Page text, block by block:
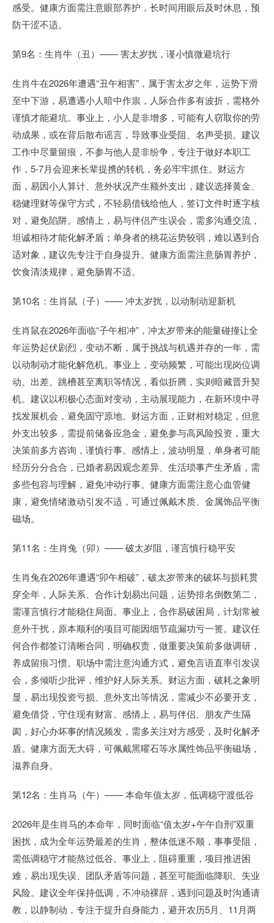
感受。健康方面需注意眼部养护，长时间用眼后及时休息，预
防干涩不适。
第9名：生肖牛（丑）—— 害太岁扰，谨小慎微避坑行
生肖牛在2026年遭遇“丑午相害”，属于害太岁之年，运势下滑
至中下游，易遭遇小人暗中作祟，人际合作多有波折，需格外
谨慎才能避坑。事业上，小人是非增多，可能有人窃取你的劳
动成果，或在背后散布谣言，导致事业受阻、名声受损。建议
工作中尽量留痕，不参与他人是非纷争，专注于做好本职工
作，5-7月会迎来长辈提携的转机，务必牢牢抓住。财运方
面，易因小人算计、意外状况产生额外支出，建议选择黄金、
稳健理财等保守方式，不轻易借钱给他人，签订文件时逐字核
对，避免陷阱。感情上，易与伴侣产生误会，需多沟通交流，
坦诚相待才能化解矛盾；单身者的桃花运势较弱，难以遇到合
适对象，建议先专注于自身提升。健康方面需注意肠胃养护，
饮食清淡规律，避免肠胃不适。
第10名：生肖鼠（子）—— 冲太岁扰，以动制动迎新机
生肖鼠在2026年面临“子午相冲”，冲太岁带来的能量碰撞让全
年运势起伏剧烈，变动不断，属于挑战与机遇并存的一年，需
以动制动才能化解危机。事业上，变动频繁，可能出现岗位调
动、出差、跳槽甚至离职等情况，看似折腾，实则暗藏晋升契
机。建议以积极心态面对变动，主动展现能力，在新环境中寻
找发展机会，避免固守原地。财运方面，正财相对稳定，但意
外支出较多，需提前储备应急金，避免参与高风险投资，重大
决策前多方咨询，谨慎行事。感情上，波动明显，单身者可能
经历分分合合，已婚者易因观念差异、生活琐事产生矛盾，需
多些包容与理解，避免冲动行事。健康方面需注意心血管健
康，避免情绪激动引发不适，可通过佩戴木质、金属饰品平衡
磁场。
第11名：生肖兔（卯）—— 破太岁阻，谨言慎行稳平安
生肖兔在2026年遭遇“卯午相破”，破太岁带来的破坏与损耗贯
穿全年，人际关系、合作计划易出问题，运势排名倒数第二，
需谨言慎行才能稳住局面。事业上，合作易破困局，计划常被
意外干扰，原本顺利的项目可能因细节疏漏功亏一篑。建议任
何合作都签订清晰合同，明确权责，做重要决策前多做调研，
养成留痕习惯。职场中需注意沟通方式，避免言语直率引发误
会，多倾听少批评，维护好人际关系。财运方面，破耗之象明
显，易出现投资亏损、意外支出等情况，需减少不必要开支，
避免借贷，守住现有财富。感情上，易与伴侣、朋友产生隔
阂，好心办坏事的情况频发，需多关注对方感受，及时化解矛
盾。健康方面无大碍，可佩戴黑曜石等水属性饰品平衡磁场，
滋养自身。
第12名：生肖马（午）—— 本命年值太岁，低调稳守渡低谷
2026年是生肖马的本命年，同时面临“值太岁+午午自刑”双重
困扰，成为全年运势最差的生肖，整体低迷不顺，事事受阻，
需低调稳守才能熬过低谷。事业上，阻碍重重，项目推进困
难，易出现失误、团队矛盾等问题，甚至可能面临降职、失业
风险。建议全年保持低调，不冲动裸辞，遇到问题及时沟通请
教，以静制动，专注于提升自身能力，避开农历5月、11月两